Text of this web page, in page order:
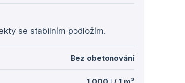
se stabilním podložím.
Bez obetonování
1 000 l / 1 m³